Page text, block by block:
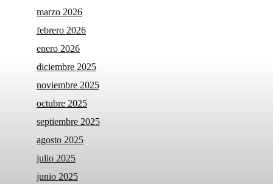
marzo 2026
febrero 2026
enero 2026
diciembre 2025
noviembre 2025
octubre 2025
septiembre 2025
agosto 2025
julio 2025
junio 2025